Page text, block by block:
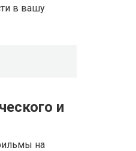
в вашу
и
на